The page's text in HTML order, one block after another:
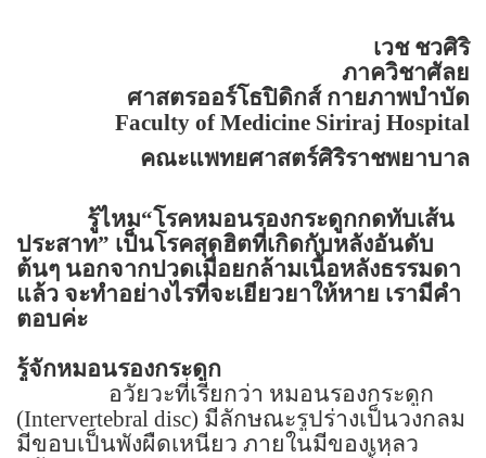
เวช ชวศิริ
ภาควิชาศัลย
ศาสตรออร์โธปิดิกส์ กายภาพบำบัด
Faculty ofMedicine Siriraj Hospital
คณะแพทยศาสตร์ศิริราชพยาบาล
รู้ไหม“โรคหมอนรองกระดูกกดทับเส้น
ประสาท” เป็นโรคสุดฮิตที่เกิดกับหลังอันดับ
ต้นๆ นอกจากปวดเมื่อยกล้ามเนื้อหลังธรรมดา
แล้ว จะทำอย่างไรที่จะเยียวยาให้หาย เรามีคำ
ตอบค่ะ
รู้จักหมอนรองกระดูก
อวัยวะที่เรียกว่า หมอนรองกระดูก
(Intervertebral disc) มีลักษณะรูปร่างเป็นวงกลม
มีขอบเป็นพังผืดเหนียว ภายในมีของเหลว